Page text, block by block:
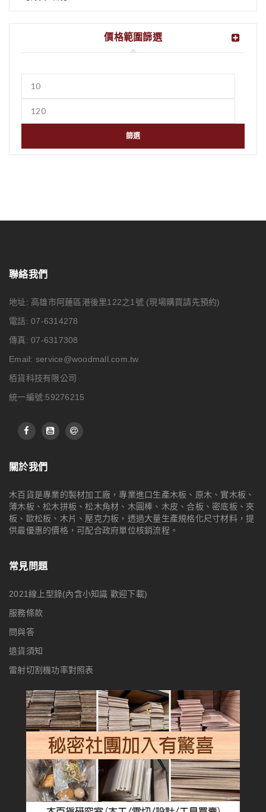
價格範圍篩選
篩選
聯絡我們
地址: 高雄市阿蓮區港後里122之1號 (現場購買請先預約)
電話: 07-6314278
傳真: 07-6317308
Email: service@woodmall.com.tw
栢貨科技有限公司
統一編號:59276215
關於我們
木百貨是專業的製材加工廠，專業進口生產木板、原木、實木板、
薄木板、松木拼板、松木角材、木圓棒、木皮、合板、密底板、夾
板、歐松板、木片、壓克力板，透過大量生產規格化尺寸材料，提
供最優惠的價格，可配合政府單位核銷流程。
常見問題
2021線上型錄(內含小知識 歡迎下載)
服務條款
問與答
退貨須知
雷射切割機功率對照表